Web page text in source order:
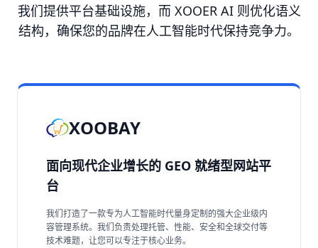
我们提供平台基础设施，而 XOOER AI 则优化语义
结构，确保您的品牌在人工智能时代保持竞争力。
XOOBAY
面向现代企业增长的 GEO 就绪型网站平
台
我们打造了一款专为人工智能时代量身定制的强大企业级内
容管理系统。我们负责处理托管、性能、安全和全球交付等
技术难题，让您可以专注于核心业务。